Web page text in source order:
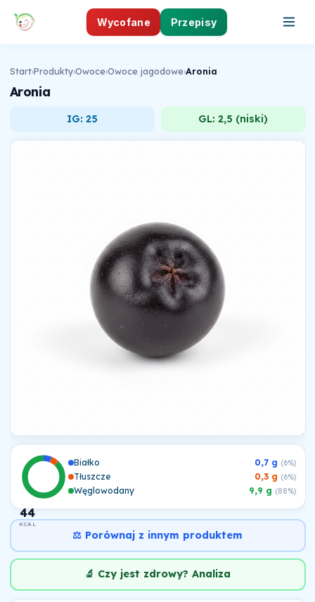
Wycofane Przepisy
Start›Produkty›Owoce›Owoce jagodowe›Aronia
Aronia
IG: 25 GL: 2,5 (niski)
44
KCAL
Białko 0,7 g (6%)
Tłuszcze 0,3 g (6%)
Węglowodany 9,9 g (88%)
⚖️ Porównaj z innym produktem
🔬 Czy jest zdrowy? Analiza